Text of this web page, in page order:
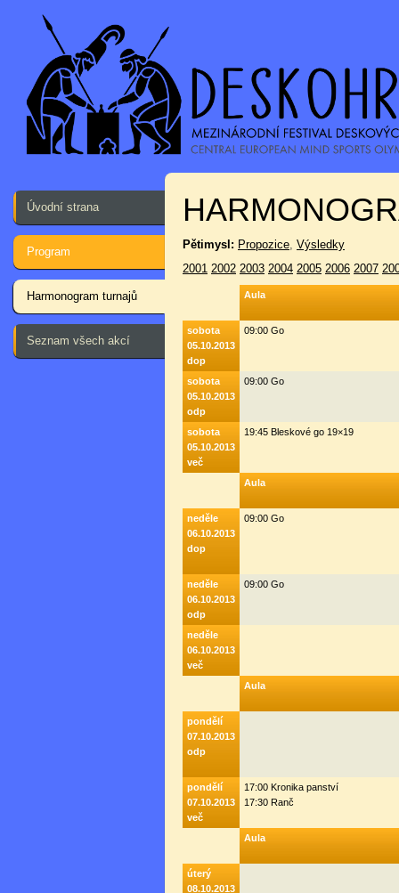
Úvodní strana
Program
Harmonogram turnajů
Seznam všech akcí
Pětimysl: Propozice, Výsledky
2001 2002 2003 2004 2005 2006 2007
Aula
sobota
05.10.2013
dop
09:00 Go
sobota
05.10.2013
odp
09:00 Go
sobota
05.10.2013
več
19:45 Bleskové go 19×19
Aula
neděle
06.10.2013
dop
09:00 Go
neděle
06.10.2013
odp
09:00 Go
neděle
06.10.2013
več
Aula
pondělí
07.10.2013
odp
pondělí
07.10.2013
več
17:00 Kronika panství
17:30 Ranč
Aula
úterý
08.10.2013